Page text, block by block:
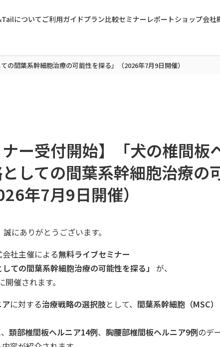
についてご利用ガイドプラン比較セミナーレポートショップ会社
の間葉系幹細胞治療の可能性を探る」（2026年7月9日開催）
ナー受付開始】「犬の椎間板
しての間葉系幹細胞治療の
年7月9日開催）
にありがとうございます。
社主催による無料ライブセミナー
ての間葉系幹細胞治療の可能性を探る」 が、
開催されます。
に対する治療戦略の選択肢として、 間葉系幹細胞（MSC）
頚部椎間板ヘルニア14例、 胸腰部椎間板ヘルニア9例のデ